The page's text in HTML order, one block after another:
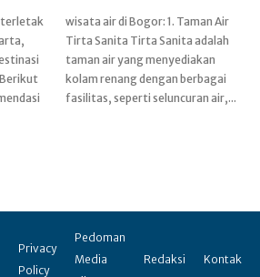
terletak
Air
fasilitas, seperti seluncuran air,...
Privacy
Policy
Pedoman
Media
Redaksi Kontak